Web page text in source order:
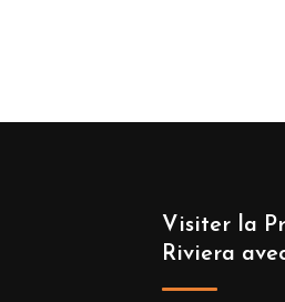
Visiter la
Riviera